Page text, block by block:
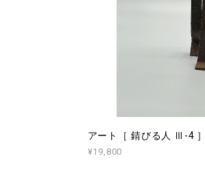
アート［ 錆びる人 Ⅲ-4
¥19,800